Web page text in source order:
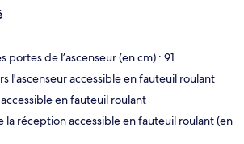
portes de l’ascenseur (en cm) : 91
l'ascenseur accessible en fauteuil roulant
en fauteuil roulant
la réception accessible en fauteuil roulant (en